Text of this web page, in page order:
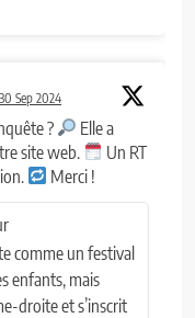
30 Sep 2024
?
Elle a
site web.
Un RT
Merci !
comme un festival
enfants, mais
droite et s’inscrit